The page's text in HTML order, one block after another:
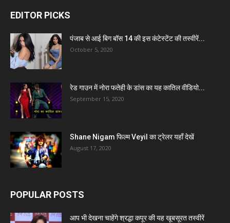
EDITOR PICKS
पंजाब से आई बिग बॉस 14 की इस कंटेस्टेंट की तस्वीरें...
October 5, 2020
रेड गाउन में नोरा फतेही के डांस का यह कातिल वीडियो...
September 15, 2020
Shane Nigam फिल्म Veyil का ट्रेलर यहाँ देखें
August 17, 2020
POPULAR POSTS
आप भी देखना चाहेंगे श्रद्धा कपूर की यह खूबसूरत तस्वीरें